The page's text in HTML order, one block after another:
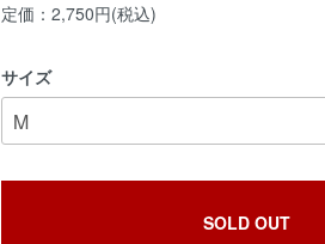
定価：2,750円(税込)
サイズ
SOLD OUT